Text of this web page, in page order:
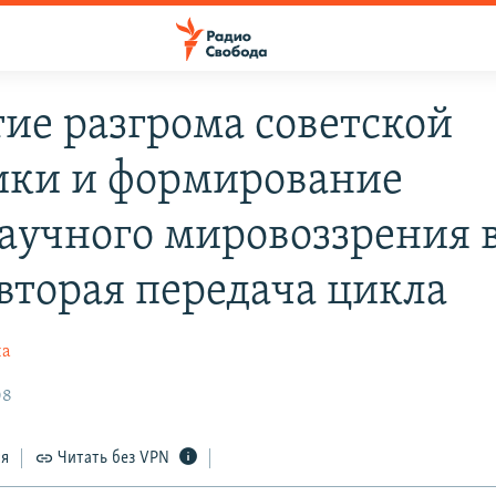
разгрома советской
и формирование
мировоззрения
передача цикла
Читать без VPN